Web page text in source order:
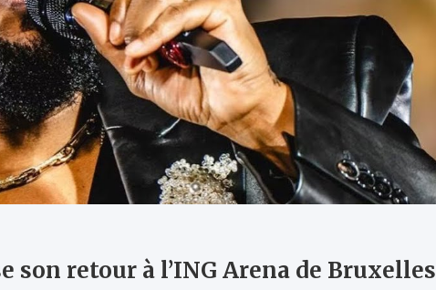
son retour à l’ING Arena de Bruxelles